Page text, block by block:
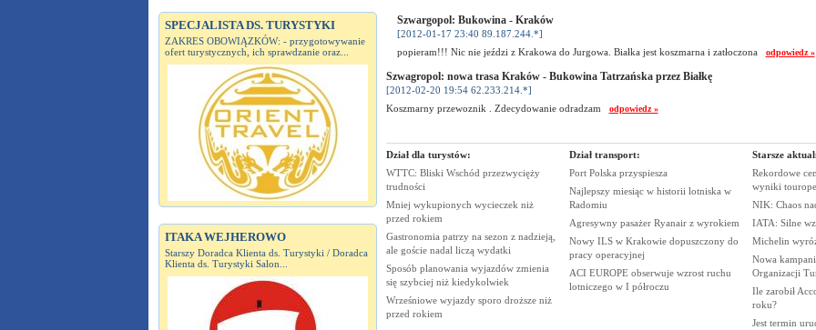
SPECJALISTA DS. TURYSTYKI
ZAKRES OBOWIĄZKÓW: - przygotowywanie
ofert turystycznych, ich sprawdzanie oraz...
ITAKA WEJHEROWO
Starszy Doradca Klienta ds. Turystyki / Doradca
Klienta ds. Turystyki Salon...
Szwargopol: Bukowina - Kraków
[2012-01-17 23:40 89.187.244.*]
popieram!!! Nic nie jeździ z Krakowa do Jurgowa. Białka jest koszmarna i zatłoczona odpowiedz »
Szwagropol: nowa trasa Kraków - Bukowina Tatrzańska przez Białkę
[2012-02-20 19:54 62.233.214.*]
Koszmarny przewoznik . Zdecydowanie odradzam odpowiedz »
Dział dla turystów:
WTTC: Bliski Wschód przezwycięży
trudności
Mniej wykupionych wycieczek niż
przed rokiem
Gastronomia patrzy na sezon z nadzieją,
ale goście nadal liczą wydatki
Sposób planowania wyjazdów zmienia
się szybciej niż kiedykolwiek
Wrześniowe wyjazdy sporo droższe niż
przed rokiem
Dział transport:
Port Polska przyspiesza
Najlepszy miesiąc w historii lotniska w
Radomiu
Agresywny pasażer Ryanair z wyrokiem
Nowy ILS w Krakowie dopuszczony do
pracy operacyjnej
ACI EUROPE obserwuje wzrost ruchu
lotniczego w I półroczu
Starsze
Rekordowe
wyniki
NIK: Chaos
IATA: Silne
Michelin
Nowa
Organizacji
Ile zarobił
roku?
Jest termin